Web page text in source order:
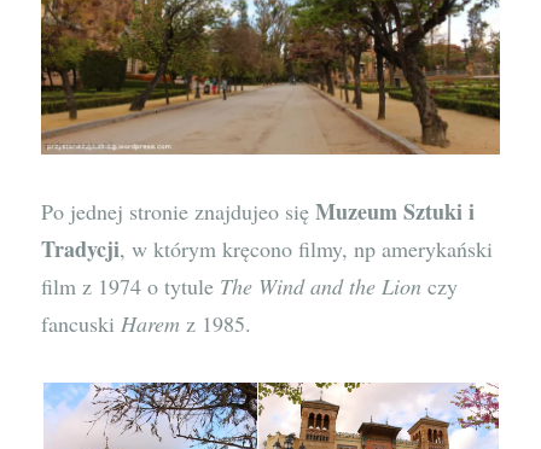
Po jednej stronie znajdujeo sięMuzeum Sztuki i
Tradycji, w którym kręcono filmy, np amerykański
film z 1974 o tytule The Wind and the Lion czy
fancuski Harem z 1985.